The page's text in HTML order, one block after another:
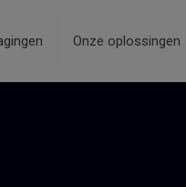
Onze oplossingen